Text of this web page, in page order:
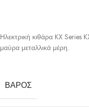
Ηλεκτρική κιθάρα KX
μαύρα μεταλλικά μέρη.
ΒΆΡΟΣ